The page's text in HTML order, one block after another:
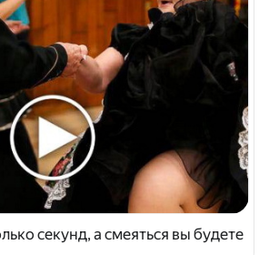
секунд, а смеяться вы будете